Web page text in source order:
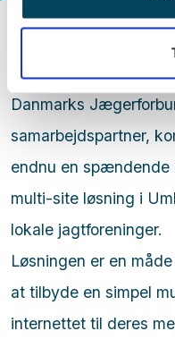
Baggrund og
Danmarks
samarbejdspartner,
endnu en
multi-site løsning i
lokale jagtforeninger.
Løsningen er en
at tilbyde en simpel
internettet til deres